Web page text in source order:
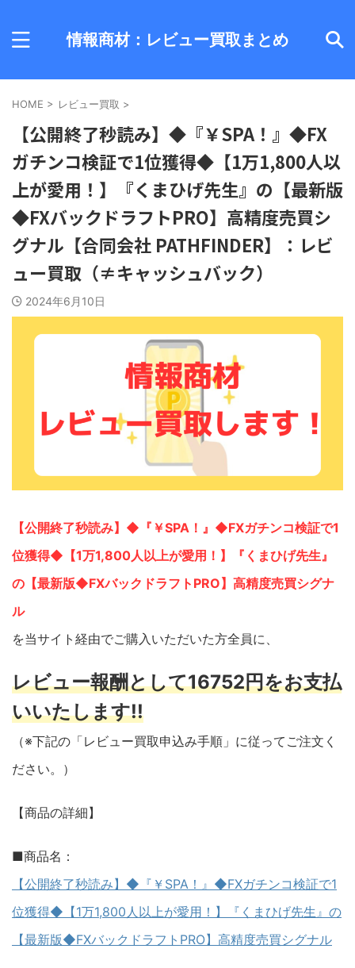
情報商材：レビュー買取まとめ
HOME > レビュー買取 >
【公開終了秒読み】◆『￥SPA！』◆FX
ガチンコ検証で1位獲得◆【1万1,800人以
上が愛用！】『くまひげ先生』の【最新版
◆FXバックドラフトPRO】高精度売買シ
グナル【合同会社 PATHFINDER】：レビ
ュー買取（≠キャッシュバック）
2024年6月10日
【公開終了秒読み】◆『￥SPA！』◆FXガチンコ検証で1
位獲得◆【1万1,800人以上が愛用！】『くまひげ先生』
の【最新版◆FXバックドラフトPRO】高精度売買シグナ
ル
を当サイト経由でご購入いただいた方全員に、
レビュー報酬として16752円をお支払
いいたします!!
（※下記の「レビュー買取申込み手順」に従ってご注文く
ださい。）
【商品の詳細】
■商品名：
【公開終了秒読み】◆『￥SPA！』◆FXガチンコ検証で1
位獲得◆【1万1,800人以上が愛用！】『くまひげ先生』の
【最新版◆FXバックドラフトPRO】高精度売買シグナル